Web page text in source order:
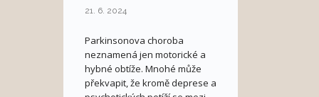
21. 6. 2024
Parkinsonova choroba
neznamená jen motorické a
hybné obtíže. Mnohé může
překvapit, že kromě deprese a